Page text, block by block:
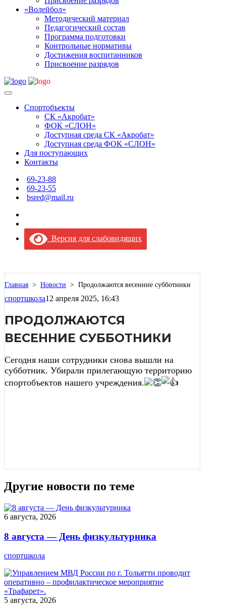
«Волейбол»
Методический материал
Педагогический состав
Программа подготовки
Контрольные нормативы
Достижения воспитанников
Присвоение разрядов
Спортобъекты
СК «Акробат»
ФОК «СЛОН»
Доступная среда СК «Акробат»
Доступная среда ФОК «СЛОН»
Для поступающих
Контакты
69-23-88
69-23-55
bsred@mail.ru
Версия для слабовидящих
Главная > Новости > Продолжаются весенние субботники
спортшкола12 апреля 2025, 16:43
ПРОДОЛЖАЮТСЯ
ВЕСЕННИЕ СУББОТНИКИ
Сегодня наши сотрудники снова вышли на
субботник. Убирали прилегающую территорию
спортобъектов нашего учреждения.
Другие новости по теме
6 августа, 2026
8 августа — День физкультурника
спортшкола
5 августа, 2026